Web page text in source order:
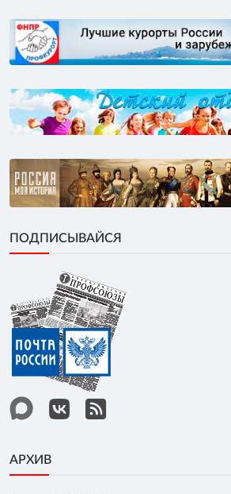
ПОДПИСЫВАЙСЯ
АРХИВ